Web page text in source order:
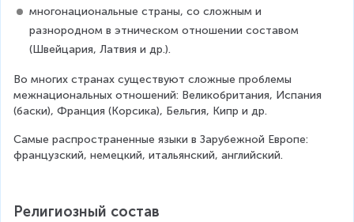
многонациональные страны, со сложным и
разнородном в этническом отношении составом
(Швейцария, Латвия и др.).
Во многих странах существуют сложные проблемы
межнациональных отношений: Великобритания, Испания
(баски), Франция (Корсика), Бельгия, Кипр и др.
Самые распространенные языки в Зарубежной Европе:
французский, немецкий, итальянский, английский.
Религиозный состав